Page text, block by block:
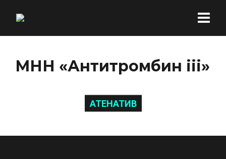
МНН «Антитромбин iii»
АТЕНАТИВ